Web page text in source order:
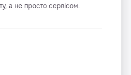
а не просто сервісом.